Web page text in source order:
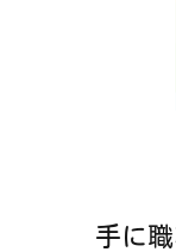
手に